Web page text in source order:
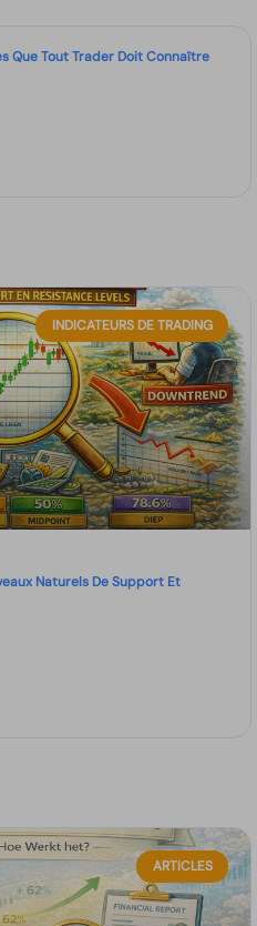
Que Tout Trader Doit Connaître
INDICATEURS DE TRADING
Naturels De Support Et
ARTICLES